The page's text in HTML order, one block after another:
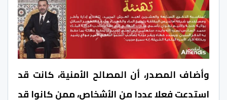
وأضاف المصدر، أن المصالح الأمنية، كانت قد
استدعت فعلا عددا من الأشخاص، ممن كانوا قد